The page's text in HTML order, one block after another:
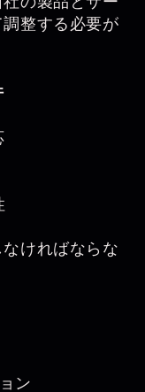
整する必要が
ければならな
ン